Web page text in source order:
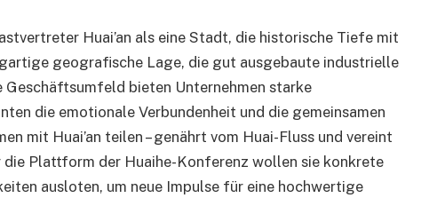
Huai’an als eine Stadt, die historische Tiefe mit
geografische Lage, die gut ausgebaute industrielle
bieten Unternehmen starke
die emotionale Verbundenheit und die gemeinsamen
mit Huai’an teilen – genährt vom Huai-Fluss und vereint
die Plattform der Huaihe-Konferenz wollen sie konkrete
ausloten, um neue Impulse für eine hochwertige